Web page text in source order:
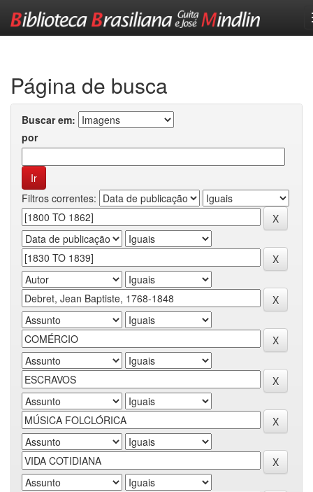
Página de busca
Buscar em:
por
Filtros correntes: